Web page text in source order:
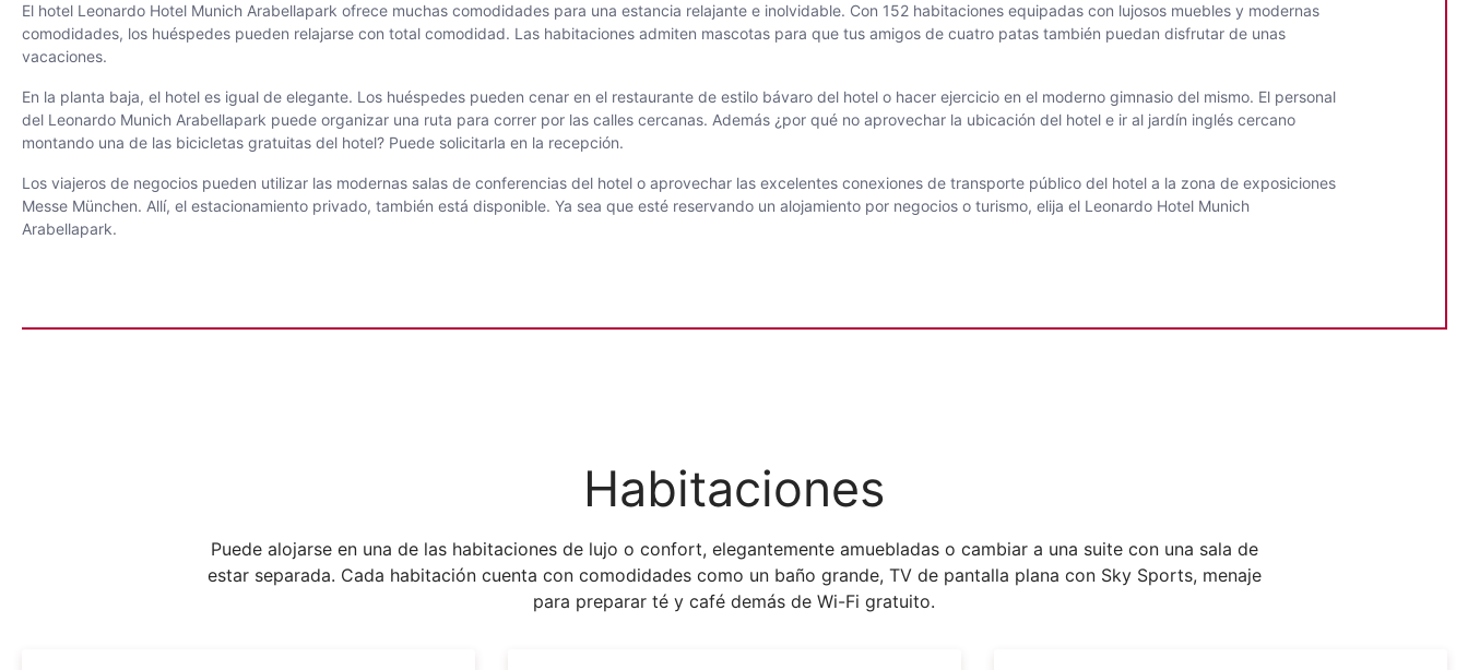
El hotel Leonardo Hotel Munich Arabellapark ofrece muchas comodidades para una estancia relajante e inolvidable. Con 152 habitaciones equipadas con lujosos muebles y modernas
comodidades, los huéspedes pueden relajarse con total comodidad. Las habitaciones admiten mascotas para que tus amigos de cuatro patas también puedan disfrutar de unas
vacaciones.
En la planta baja, el hotel es igual de elegante. Los huéspedes pueden cenar en el restaurante de estilo bávaro del hotel o hacer ejercicio en el moderno gimnasio del mismo. El personal
del Leonardo Munich Arabellapark puede organizar una ruta para correr por las calles cercanas. Además ¿por qué no aprovechar la ubicación del hotel e ir al jardín inglés cercano
montando una de las bicicletas gratuitas del hotel? Puede solicitarla en la recepción.
Los viajeros de negocios pueden utilizar las modernas salas de conferencias del hotel o aprovechar las excelentes conexiones de transporte público del hotel a la zona de exposiciones
Messe München. Allí, el estacionamiento privado, también está disponible. Ya sea que esté reservando un alojamiento por negocios o turismo, elija el Leonardo Hotel Munich
Arabellapark.
Habitaciones
Puede alojarse en una de las habitaciones de lujo o confort, elegantemente amuebladas o cambiar a una suite con una sala de
estar separada. Cada habitación cuenta con comodidades como un baño grande, TV de pantalla plana con Sky Sports, menaje
para preparar té y café demás de Wi-Fi gratuito.